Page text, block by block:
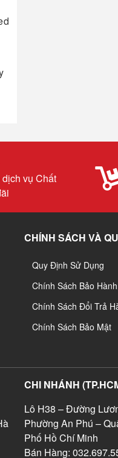
vụ Chất
CHÍNH SÁCH VÀ
Quy Định Sử Dụng
Chính Sách Bảo Hành
Chính Sách Đổi Trả
Chính Sách Bảo Mật
CHI NHÁNH
Lô H38 – Đường
Phường An Phú –
Phố Hồ Chí Minh
Bán Hàng: